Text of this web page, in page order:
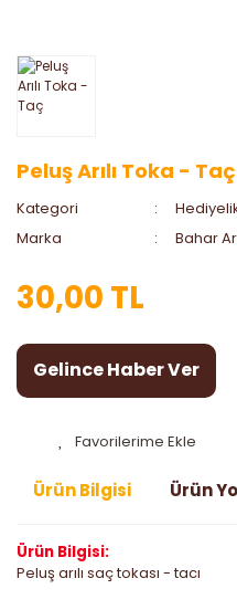
Peluş Arılı Toka - Taç
Kategori
Marka
Bahar
30,00 TL
Gelince Haber Ver
Ürün Bilgisi Ürün
Ürün Bilgisi:
Peluş arılı saç tokası - tacı